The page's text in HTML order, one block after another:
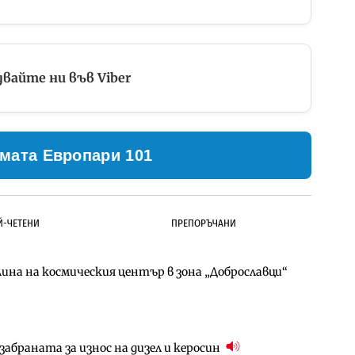
ни във Viber
Европари 101
ЧЕТЕНИ ПРЕПОРЪЧАНИ
на космическия център в зона „Доброславци“
за износ на дизел и керосин
Петрохан ще върви паралелно с екологичните
езеро става част от бъдещата магистрала
Петрохан ще върви паралелно с екологичните
придобиване на Euroapi Italy